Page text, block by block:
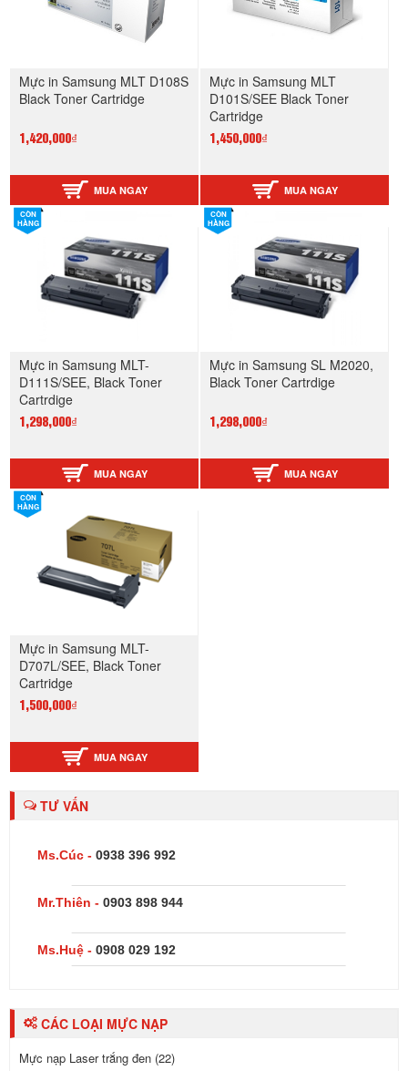
Mực in Samsung MLT D108S
Black Toner Cartridge
1,420,000₫
MUA NGAY
Mực in Samsung MLT
D101S/SEE Black Toner
Cartridge
1,450,000₫
MUA NGAY
CÒN
HÀNG
Mực in Samsung MLT-
D111S/SEE, Black Toner
Cartrdige
1,298,000₫
MUA NGAY
CÒN
HÀNG
Mực in Samsung SL M2020,
Black Toner Cartrdige
1,298,000₫
MUA NGAY
CÒN
HÀNG
Mực in Samsung MLT-
D707L/SEE, Black Toner
Cartridge
1,500,000₫
MUA NGAY
TƯ VẤN
Ms.Cúc - 0938 396 992
Mr.Thiên - 0903 898 944
Ms.Huệ - 0908 029 192
CÁC LOẠI MỰC NẠP
Mực nạp Laser trắng đen (22)